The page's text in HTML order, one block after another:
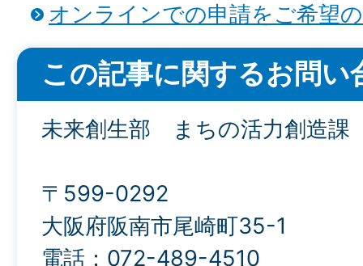
オンラインでの申請をご希望
この記事に関するお問い
未来創生部 まちの活力創造課
〒599-0292
大阪府阪南市尾崎町35-1
電話：072-489-4510